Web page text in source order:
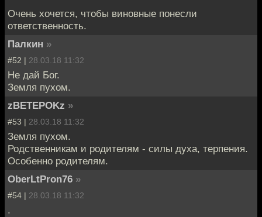
Очень хочется, чтобы виновные понесли
ответственность.
Палкин »
#52 | 28.03.18 11:32
Не дай Бог.
Земля пухом.
zBETEPOKz »
#53 | 28.03.18 11:32
Земля пухом.
Родственникам и родителям - силы духа, терпения.
Особенно родителям.
OberLtPron76 »
#54 | 28.03.18 11:32
.